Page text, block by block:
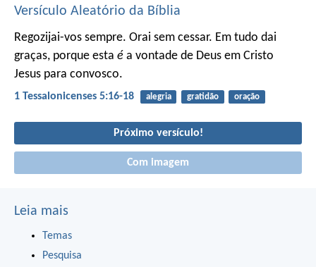
Versículo Aleatório da Bíblia
Regozijai-vos sempre. Orai sem cessar. Em tudo dai
graças, porque esta é a vontade de Deus em Cristo
Jesus para convosco.
1 Tessalonicenses 5:16-18 alegria gratidão oração
Próximo versículo!
Com imagem
Leia mais
Temas
Pesquisa